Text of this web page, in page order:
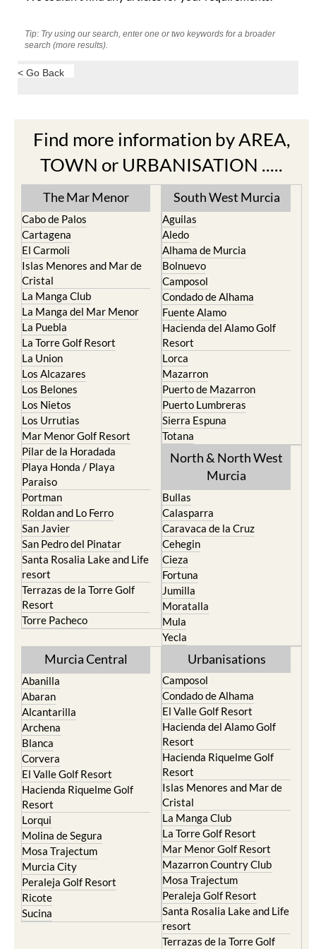
Tip: Try using our search, enter one or two keywords for a broader
search (more results).
< Go Back
Find more information by AREA,
TOWN or URBANISATION .....
The Mar Menor
Cabo de Palos
Cartagena
El Carmoli
Islas Menores and Mar de
Cristal
La Manga Club
La Manga del Mar Menor
La Puebla
La Torre Golf Resort
La Union
Los Alcazares
Los Belones
Los Nietos
Los Urrutias
Mar Menor Golf Resort
Pilar de la Horadada
Playa Honda / Playa
Paraiso
Portman
Roldan and Lo Ferro
San Javier
San Pedro del Pinatar
Santa Rosalia Lake and Life
resort
Terrazas de la Torre Golf
Resort
Torre Pacheco
South West Murcia
Aguilas
Aledo
Alhama de Murcia
Bolnuevo
Camposol
Condado de Alhama
Fuente Alamo
Hacienda del Alamo Golf
Resort
Lorca
Mazarron
Puerto de Mazarron
Puerto Lumbreras
Sierra Espuna
Totana
North & North West
Murcia
Bullas
Calasparra
Caravaca de la Cruz
Cehegin
Cieza
Fortuna
Jumilla
Moratalla
Mula
Yecla
Murcia Central
Abanilla
Abaran
Alcantarilla
Archena
Blanca
Corvera
El Valle Golf Resort
Hacienda Riquelme Golf
Resort
Lorqui
Molina de Segura
Mosa Trajectum
Murcia City
Peraleja Golf Resort
Ricote
Sucina
Urbanisations
Camposol
Condado de Alhama
El Valle Golf Resort
Hacienda del Alamo Golf
Resort
Hacienda Riquelme Golf
Resort
Islas Menores and Mar de
Cristal
La Manga Club
La Torre Golf Resort
Mar Menor Golf Resort
Mazarron Country Club
Mosa Trajectum
Peraleja Golf Resort
Santa Rosalia Lake and Life
resort
Terrazas de la Torre Golf